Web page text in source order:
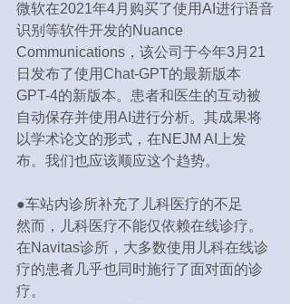
微软在2021年4月购买了使用AI进行语音
识别等软件开发的Nuance
Communications，该公司于今年3月21
日发布了使用Chat-GPT的最新版本
GPT-4的新版本。患者和医生的互动被
自动保存并使用AI进行分析。其成果将
以学术论文的形式，在NEJM AI上发
布。我们也应该顺应这个趋势。
●车站内诊所补充了儿科医疗的不足
然而，儿科医疗不能仅依赖在线诊疗。
在Navitas诊所，大多数使用儿科在线诊
疗的患者几乎也同时施行了面对面的诊
疗。